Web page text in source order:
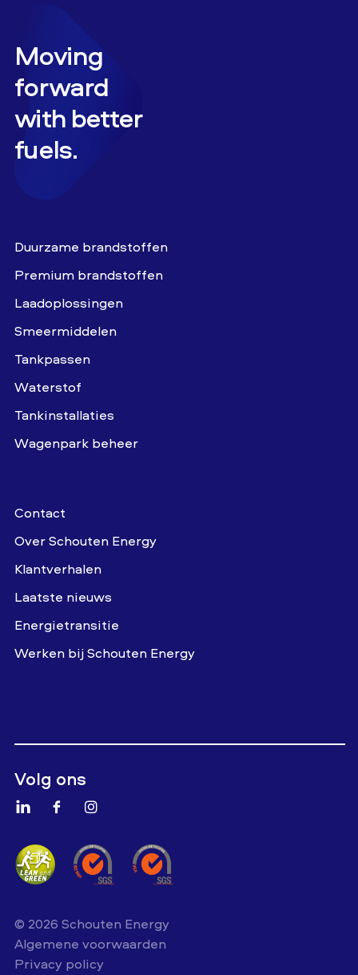
Moving
forward
with better
fuels.
Duurzame brandstoffen
Premium brandstoffen
Laadoplossingen
Smeermiddelen
Tankpassen
Waterstof
Tankinstallaties
Wagenpark beheer
Contact
Over Schouten Energy
Klantverhalen
Laatste nieuws
Energietransitie
Werken bij Schouten Energy
Volg ons
© 2026 Schouten Energy
Algemene voorwaarden
Privacy policy